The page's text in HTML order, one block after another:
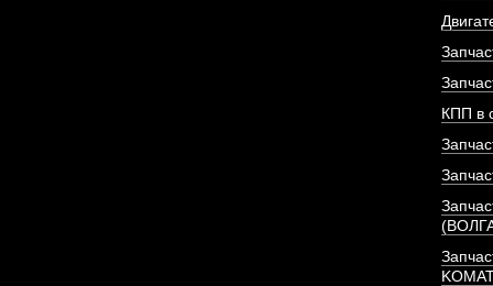
ПОД
КПП в